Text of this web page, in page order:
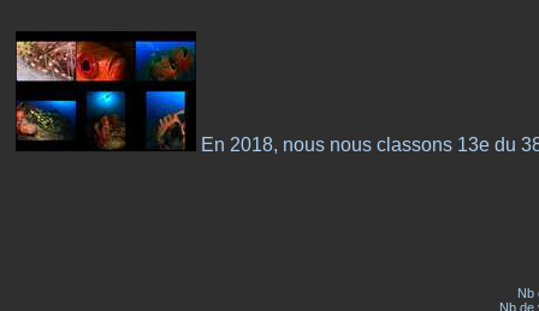
En 2018, nous nous classons 13e du
Nb
Nb de